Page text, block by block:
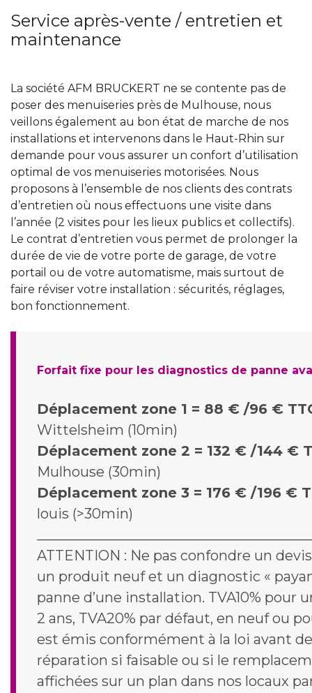
Service après-vente / entretien et
maintenance
La société AFM BRUCKERT ne se contente pas de
poser des menuiseries près de Mulhouse, nous
veillons également au bon état de marche de nos
installations et intervenons dans le Haut-Rhin sur
demande pour vous assurer un confort d’utilisation
optimal de vos menuiseries motorisées. Nous
proposons à l’ensemble de nos clients des contrats
d’entretien où nous effectuons une visite dans
l’année (2 visites pour les lieux publics et collectifs).
Le contrat d’entretien vous permet de prolonger la
durée de vie de votre porte de garage, de votre
portail ou de votre automatisme, mais surtout de
faire réviser votre installation : sécurités, réglages,
bon fonctionnement.
Forfait fixe pour les diagnostics de panne
Déplacement zone 1 = 88 € /96 €
Wittelsheim (10min)
Déplacement zone 2 = 132 € /144 €
Mulhouse (30min)
Déplacement zone 3 = 176 € /196 €
louis (>30min)
ATTENTION : Ne pas confondre un
un produit neuf et un diagnostic «
panne d’une installation. TVA10%
2 ans, TVA20% par défaut, en neuf ou
est émis conformément à la loi avant
réparation si faisable ou si le
affichées sur un plan dans nos locaux